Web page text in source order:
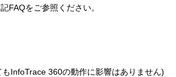
をご参照ください。
InfoTrace 360の動作に影響はありません)